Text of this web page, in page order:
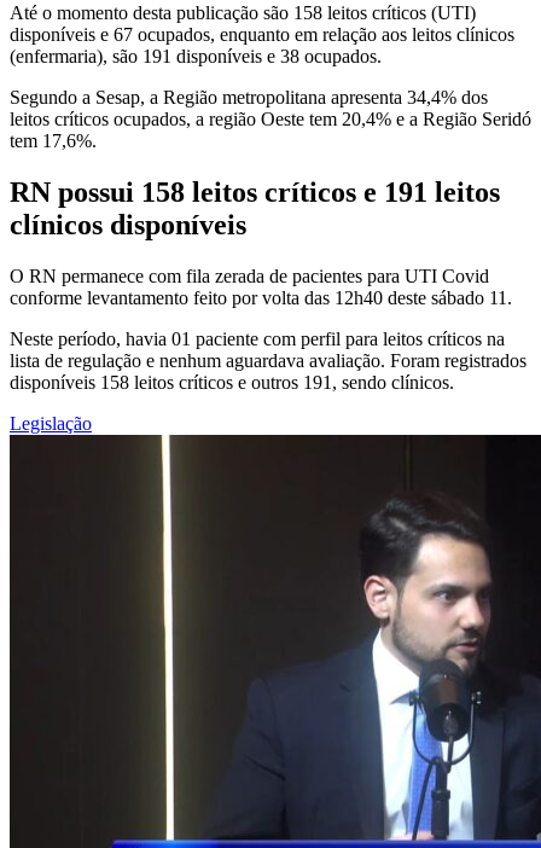
Até o momento desta publicação são 158 leitos críticos (UTI)
disponíveis e 67 ocupados, enquanto em relação aos leitos clínicos
(enfermaria), são 191 disponíveis e 38 ocupados.
Segundo a Sesap, a Região metropolitana apresenta 34,4% dos
leitos críticos ocupados, a região Oeste tem 20,4% e a Região Seridó
tem 17,6%.
RN possui 158 leitos críticos e 191 leitos
clínicos disponíveis
O RN permanece com fila zerada de pacientes para UTI Covid
conforme levantamento feito por volta das 12h40 deste sábado 11.
Neste período, havia 01 paciente com perfil para leitos críticos na
lista de regulação e nenhum aguardava avaliação. Foram registrados
disponíveis 158 leitos críticos e outros 191, sendo clínicos.
Legislação